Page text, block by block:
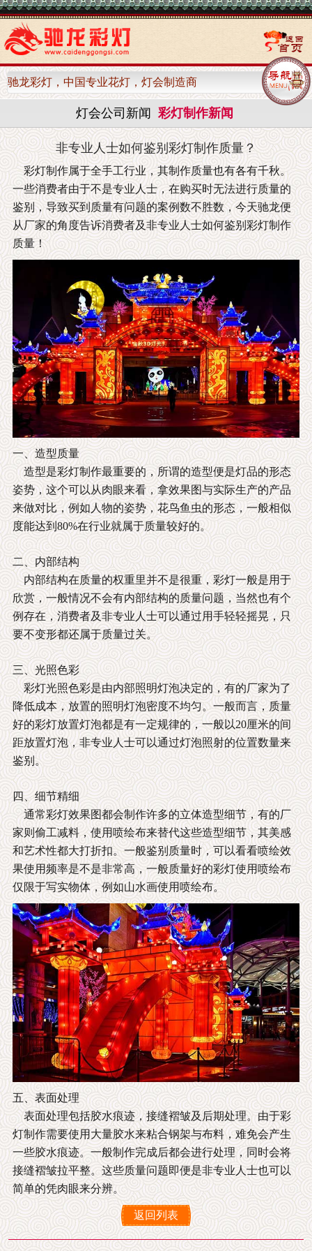
驰龙彩灯，中国专业花灯，灯会制造商
灯会公司新闻 彩灯制作新闻
非专业人士如何鉴别彩灯制作质量？
彩灯制作属于全手工行业，其制作质量也有各有千秋。
一些消费者由于不是专业人士，在购买时无法进行质量的
鉴别，导致买到质量有问题的案例数不胜数，今天驰龙便
从厂家的角度告诉消费者及非专业人士如何鉴别彩灯制作
质量！
一、造型质量
造型是彩灯制作最重要的，所谓的造型便是灯品的形态
姿势，这个可以从肉眼来看，拿效果图与实际生产的产品
来做对比，例如人物的姿势，花鸟鱼虫的形态，一般相似
度能达到80%在行业就属于质量较好的。
二、内部结构
内部结构在质量的权重里并不是很重，彩灯一般是用于
欣赏，一般情况不会有内部结构的质量问题，当然也有个
例存在，消费者及非专业人士可以通过用手轻轻摇晃，只
要不变形都还属于质量过关。
三、光照色彩
彩灯光照色彩是由内部照明灯泡决定的，有的厂家为了
降低成本，放置的照明灯泡密度不均匀。一般而言，质量
好的彩灯放置灯泡都是有一定规律的，一般以20厘米的间
距放置灯泡，非专业人士可以通过灯泡照射的位置数量来
鉴别。
四、细节精细
通常彩灯效果图都会制作许多的立体造型细节，有的厂
家则偷工减料，使用喷绘布来替代这些造型细节，其美感
和艺术性都大打折扣。一般鉴别质量时，可以看看喷绘效
果使用频率是不是非常高，一般质量好的彩灯使用喷绘布
仅限于写实物体，例如山水画使用喷绘布。
五、表面处理
表面处理包括胶水痕迹，接缝褶皱及后期处理。由于彩
灯制作需要使用大量胶水来粘合钢架与布料，难免会产生
一些胶水痕迹。一般制作完成后都会进行处理，同时会将
接缝褶皱拉平整。这些质量问题即便是非专业人士也可以
简单的凭肉眼来分辨。
返回列表